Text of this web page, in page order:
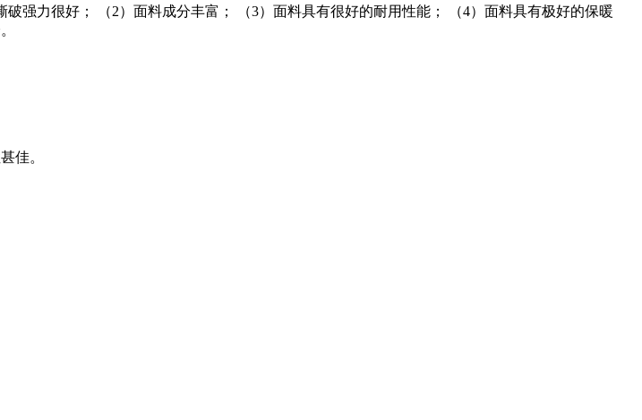
强力很好； （2）面料成分丰富； （3）面料具有很好的耐用性能； （4）面料具有极好的保暖
佳。